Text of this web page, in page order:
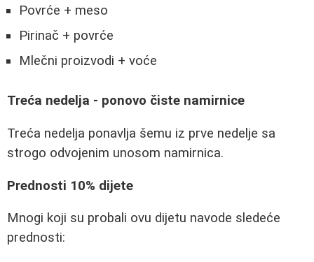
Povrće + meso
Pirinač + povrće
Mlečni proizvodi + voće
Treća nedelja - ponovo čiste namirnice
Treća nedelja ponavlja šemu iz prve nedelje sa
strogo odvojenim unosom namirnica.
Prednosti 10% dijete
Mnogi koji su probali ovu dijetu navode sledeće
prednosti: